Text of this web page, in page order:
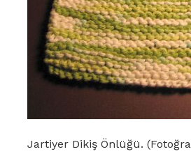
Jartiyer Dikiş Önlüğü.